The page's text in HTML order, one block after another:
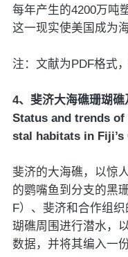
每年产生的4200万吨
这一现实使美国成为
注：文献为PDF格式
4、斐济大海礁珊瑚
Status and trends
stal habitats in Fiji’s
斐济的大海礁，以惊
的鹦嘴鱼到分支的黑
F）、斐济和合作组
瑚礁周围进行潜水，
数据，并将其编入一